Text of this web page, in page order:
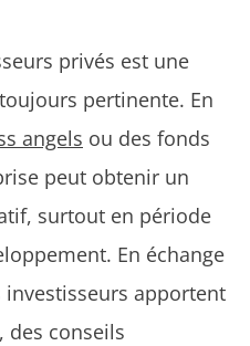
privés est une
pertinente. En
angels ou des fonds
peut obtenir un
surtout en période
En échange
investisseurs apportent
des conseils